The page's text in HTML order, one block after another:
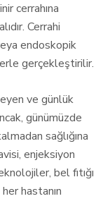
cerrahına
Cerrahi
endoskopik
gerçekleştirilir.
ve günlük
günümüzde
sağlığına
enjeksiyon
bel fıtığı
hastanın